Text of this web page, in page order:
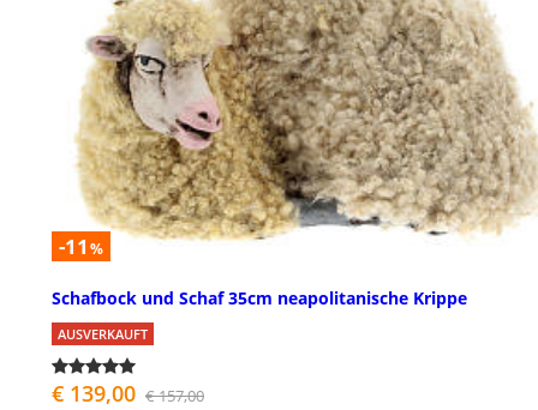
-11 %
Schafbock und Schaf 35cm neapolitanische Krippe
AUSVERKAUFT
€ 139,00 € 157,00